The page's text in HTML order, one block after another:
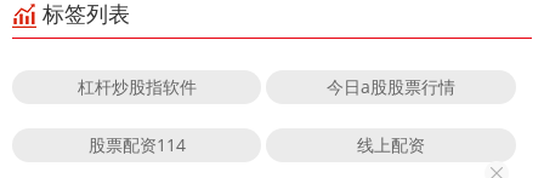
标签列表
杠杆炒股指软件 今日a股股票行情
股票配资114 线上配资